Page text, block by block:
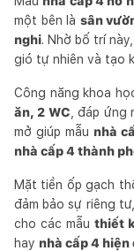
một bên là sân
nghi. Nhờ bố trí
gió tự nhiên và tạo
Công năng khoa
ăn, 2 WC , đáp
mở giúp mẫu nhà
nhà cấp 4 thành
Mặt tiền ốp gạch
đảm bảo sự riêng
cho các mẫu thiết
hay nhà cấp 4 hiện